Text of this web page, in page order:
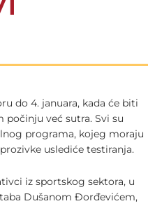
do 4. januara, kada će biti
počinju već sutra. Svi su
programa, kojeg moraju
uslediće testiranja.
iz sportskog sektora, u
Dušanom Đorđevićem,